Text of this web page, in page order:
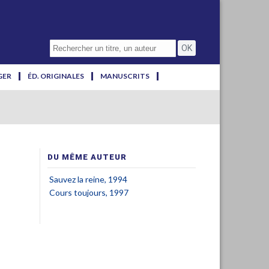
ÉD. ORIGINALES MANUSCRITS
DU MÊME AUTEUR
Sauvez la reine, 1994
Cours toujours, 1997